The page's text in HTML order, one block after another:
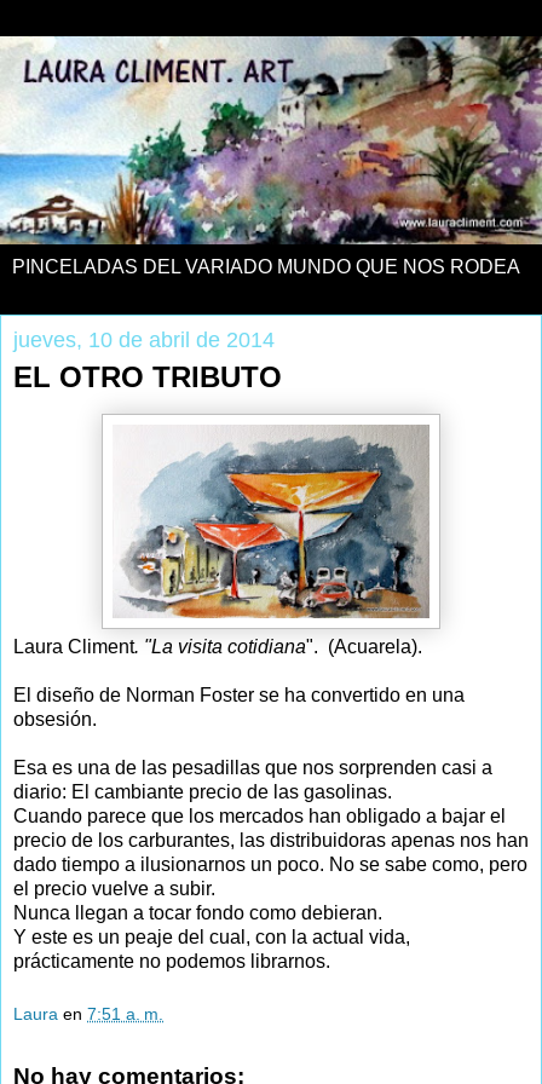
PINCELADAS DEL VARIADO MUNDO QUE NOS RODEA
jueves, 10 de abril de 2014
EL OTRO TRIBUTO
Laura Climent. "La visita cotidiana". (Acuarela).
El diseño de Norman Foster se ha convertido en una
obsesión.
Esa es una de las pesadillas que nos sorprenden casi a
diario: El cambiante precio de las gasolinas.
Cuando parece que los mercados han obligado a bajar el
precio de los carburantes, las distribuidoras apenas nos han
dado tiempo a ilusionarnos un poco. No se sabe como, pero
el precio vuelve a subir.
Nunca llegan a tocar fondo como debieran.
Y este es un peaje del cual, con la actual vida,
prácticamente no podemos librarnos.
Laura en 7:51 a. m.
No hay comentarios: